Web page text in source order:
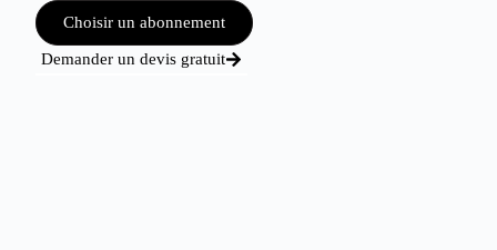
Choisir un abonnement
Demander un devis gratuit